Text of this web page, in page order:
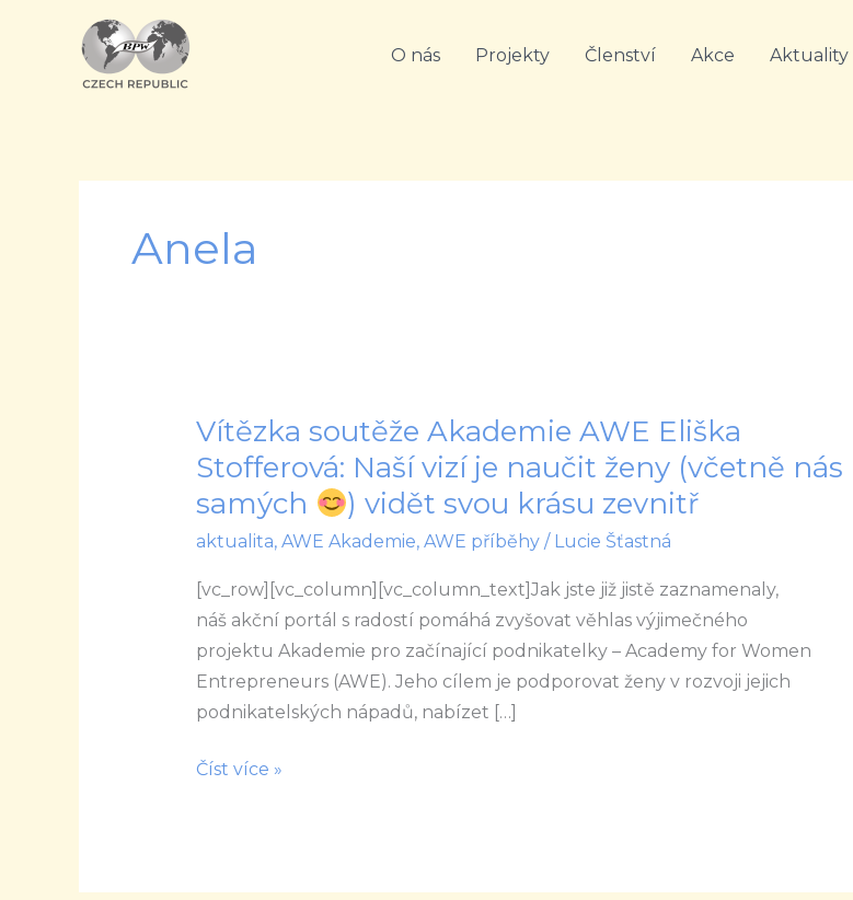
O nás Projekty Členství Akce Aktuality
Anela
Vítězka soutěže Akademie AWE Eliška
Stofferová: Naší vizí je naučit ženy (včetně nás
samých
) vidět svou krásu zevnitř
aktualita, AWE Akademie, AWE příběhy/ Lucie Šťastná
[vc_row][vc_column][vc_column_text]Jak jste již jistě zaznamenaly,
náš akční portál s radostí pomáhá zvyšovat věhlas výjimečného
projektu Akademie pro začínající podnikatelky – Academy for Women
Entrepreneurs (AWE). Jeho cílem je podporovat ženy v rozvoji jejich
podnikatelských nápadů, nabízet […]
Vítězka
soutěže
Akademie
AWE
Eliška
Stofferová:
Naší
vizí
je
naučit
(včetně
)
Číst více »